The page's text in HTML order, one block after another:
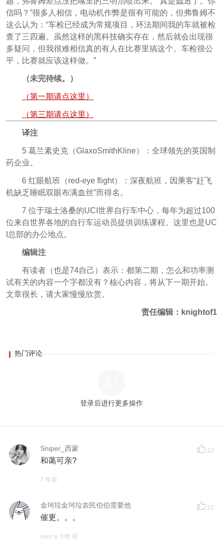
信吗？”很多人相信，电动机作弊是很有可能的，但弗鲁姆不
这么认为：“车检已经成为常规项目，环法期间我的车就被检
查了三四遍。虽然这样的黑科技确实存在，然后就会出现很
多疑问，但我很难相信真的有人在比赛里搞这个。车检很公
平，比赛就应该这样做。”
（未完待续。）
（第一期请点这里）
（第三期请点这里）
译注
5 葛兰素史克（GlaxoSmithKline）：全球领先的英国制
药企业。
6 红眼航班（red-eye flight）：深夜航班，因乘客“赶飞
机缺乏睡眠双眼布满血丝”而得名。
7 位于瑞士洛桑的UCI世界自行车中心，每年为超过100
位来自世界各地的自行车运动员提供训练课程。这里也是UC
I总部的办公地点。
编辑注
有读者（也是74自己）表示：都第二期，怎么和功率测
试有关的内容一个字都没有？核心内容，将从下一期开始。
文章很长，请大家慢慢欣赏。
责任编辑：knightof1
热门评论
登录后进行更多操作
Sniper_西蒙 22
和蔼可亲?
7 年前
金坷垃金坷垃农民伯伯需要他 22
催更。。。
over a 十年 前